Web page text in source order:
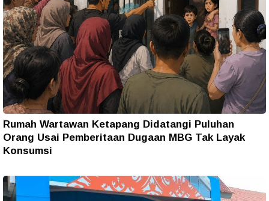
Rumah Wartawan Ketapang Didatangi Puluhan
Orang Usai Pemberitaan Dugaan MBG Tak Layak
Konsumsi